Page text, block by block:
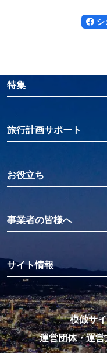
シ
特集
旅行計画サポート
お役立ち
事業者の皆様へ
サイト情報
模倣サ
運営団体・運